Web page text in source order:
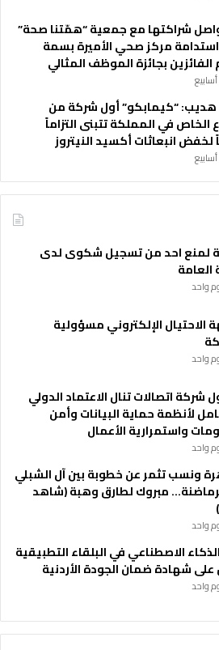
شراكتها مع جمعية “همّتنا صحة”
مركز صحي الأميرة بسمة
بجائزة الموظف المثالي
هديب: “كيمابكو” أول شركة من
الخاص في المملكة تتبنى التزاماً
لخفض انبعاثات أكسيد النيتروز
لمنع احد من تسجيل شكوى لدى
العامة
واحد
الاحتيال الإلكتروني مسؤولية
واحد
شركة اتصالات تنال الاعتماد الدولي
لأنظمة حماية البيانات وأمن
واستمرارية الأعمال
واحد
ونسب تثمر عن خطوبة بين آل الشبلي
مبروك لطارق وهبة (شاهد
واحد
الاصطناعي في البلقاء التطبيقية
شهادة ضمان الجودة الأردنية
واحد